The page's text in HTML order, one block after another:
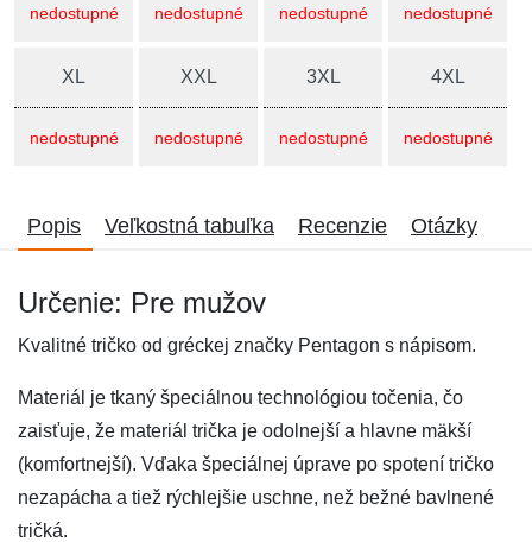
nedostupné nedostupné nedostupné nedostupné
XL
nedostupné
XXL
nedostupné
3XL
nedostupné
4XL
nedostupné
Popis Veľkostná tabuľka Recenzie Otázky
Určenie: Pre mužov
Kvalitné tričko od gréckej značky Pentagon s nápisom.
Materiál je tkaný špeciálnou technológiou točenia, čo
zaisťuje, že materiál trička je odolnejší a hlavne mäkší
(komfortnejší). Vďaka špeciálnej úprave po spotení tričko
nezapácha a tiež rýchlejšie uschne, než bežné bavlnené
tričká.